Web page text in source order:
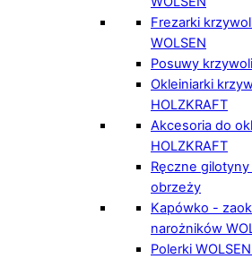
Frezarki
WOLSEN
Posuwy
Okleiniarki
HOLZKRAFT
Akcesoria do
HOLZKRAFT
Ręczne
obrzeży
Kapówko -
narożników
Polerki